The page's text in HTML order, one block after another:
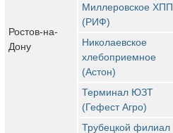
Ростов-на-
Дону
Миллеровское ХПП
(РИФ)
Николаевское
хлебоприемное
(Астон)
Терминал ЮЗТ
(Гефест Агро)
Трубецкой филиал